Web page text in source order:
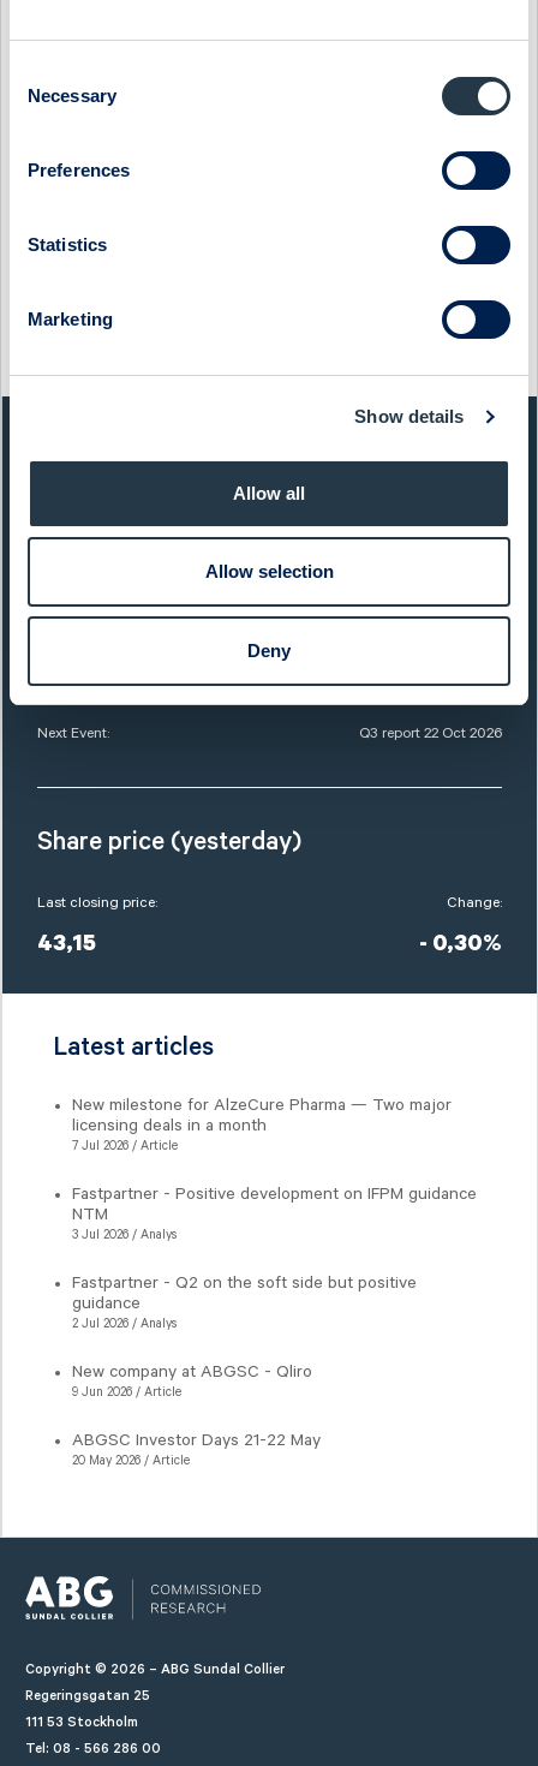
Selection
Necessary
Preferences
Statistics
Marketing
Show details
Allow all
Allow selection
Deny
marknadsmissbruksförordning. Informationen lämnades,
genom ovanstående kontaktpersons försorg, för
Show original from Cision
This information was distributed by Cision
Ticker: FPAR
Next Event: Q3 report 22 Oct 2026
Share price (yesterday)
Last closing price:
43,15
Change:
- 0,30%
Latest articles
New milestone for AlzeCure Pharma — Two major
licensing deals in a month
7 Jul 2026 / Article
Fastpartner - Positive development on IFPM guidance
NTM
3 Jul 2026 / Analys
Fastpartner - Q2 on the soft side but positive
guidance
2 Jul 2026 / Analys
New company at ABGSC - Qliro
9 Jun 2026 / Article
ABGSC Investor Days 21-22 May
20 May 2026 / Article
Copyright © 2026 – ABG Sundal Collier
Regeringsgatan 25
111 53 Stockholm
Tel: 08 - 566 286 00